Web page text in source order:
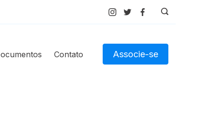
Contato Associe-se